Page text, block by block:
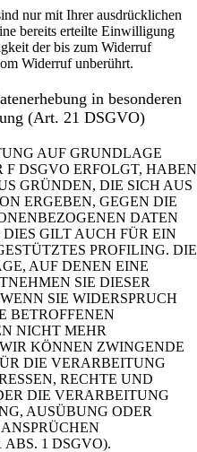
nur mit Ihrer ausdrücklichen
bereits erteilte Einwilligung
der bis zum Widerruf
Widerruf unberührt.
in besonderen
(Art. 21 DSGVO)
AUF GRUNDLAGE
F DSGVO ERFOLGT, HABEN
GRÜNDEN, DIE SICH AUS
ERGEBEN, GEGEN DIE
DATEN
GILT AUCH FÜR EIN
PROFILING. DIE
AUF DENEN EINE
SIE DIESER
SIE WIDERSPRUCH
BETROFFENEN
NICHT MEHR
KÖNNEN ZWINGENDE
DIE VERARBEITUNG
RECHTE UND
DIE VERARBEITUNG
AUSÜBUNG ODER
ABS. 1 DSGVO).